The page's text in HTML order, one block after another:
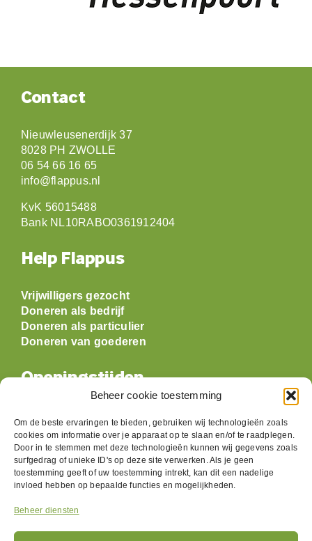
Beheer cookie toestemming
Om de beste ervaringen te bieden, gebruiken wij technologieën zoals
cookies om informatie over je apparaat op te slaan en/of te raadplegen.
Door in te stemmen met deze technologieën kunnen wij gegevens zoals
surfgedrag of unieke ID's op deze site verwerken. Als je geen
toestemming geeft of uw toestemming intrekt, kan dit een nadelige
invloed hebben op bepaalde functies en mogelijkheden.
Beheer diensten
Contact
Nieuwleusenerdijk 37
8028 PH ZWOLLE
06 54 66 16 65
info@flappus.nl
KvK 56015488
Bank NL10RABO0361912404
Help Flappus
Vrijwilligers gezocht
Doneren als bedrijf
Doneren als particulier
Doneren van goederen
Openingstijden
Dinsdag:09:30 t/m 17:00
Woensdag:09:30 t/m 17:00
Donderdag:09:30 t/m 17:00
Vrijdag:09:30 t/m 17:00
Zaterdag:09:30 t/m 17:00
Zondag: gesloten